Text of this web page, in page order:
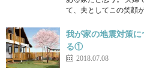
て、夫としてこの笑顔
我が家の地震対策
る①
2018.07.08